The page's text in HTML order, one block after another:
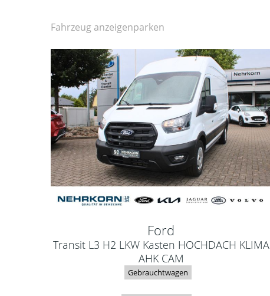
Fahrzeug anzeigenparken
Ford
Transit L3 H2 LKW Kasten HOCHDACH KLIMA
AHK CAM
Gebrauchtwagen